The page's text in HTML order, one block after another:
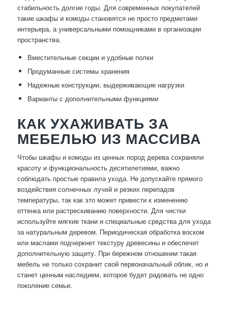
стабильность долгие годы. Для современных покупателей
такие шкафы и комоды становятся не просто предметами
интерьера, а универсальными помощниками в организации
пространства.
Вместительные секции и удобные полки
Продуманные системы хранения
Надежные конструкции, выдерживающие нагрузки
Варианты с дополнительными функциями
КАК УХАЖИВАТЬ ЗА
МЕБЕЛЬЮ ИЗ МАССИВА
Чтобы шкафы и комоды из ценных пород дерева сохраняли
красоту и функциональность десятилетиями, важно
соблюдать простые правила ухода. Не допускайте прямого
воздействия солнечных лучей и резких перепадов
температуры, так как это может привести к изменению
оттенка или растрескиванию поверхности. Для чистки
используйте мягкие ткани и специальные средства для ухода
за натуральным деревом. Периодическая обработка воском
или маслами подчеркнет текстуру древесины и обеспечит
дополнительную защиту. При бережном отношении такая
мебель не только сохранит свой первоначальный облик, но и
станет ценным наследием, которое будет радовать не одно
поколение семьи.